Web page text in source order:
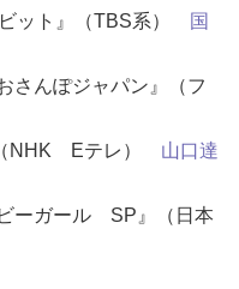
ット』（TBS系）
国
んぽジャパン』（フ
NHK Eテレ） 山口達
ーガール SP』（日本